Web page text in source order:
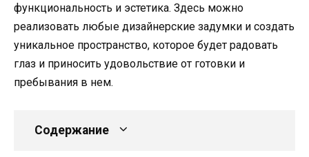
функциональность и эстетика. Здесь можно
реализовать любые дизайнерские задумки и создать
уникальное пространство, которое будет радовать
глаз и приносить удовольствие от готовки и
пребывания в нем.
Содержание